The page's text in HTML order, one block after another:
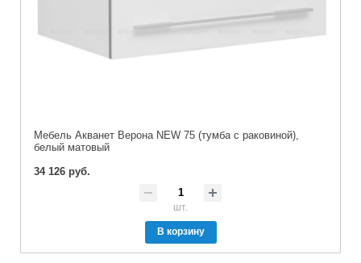
Мебель Акванет Верона NEW 75 (тумба с раковиной),
белый матовый
34 126 руб.
шт.
В корзину